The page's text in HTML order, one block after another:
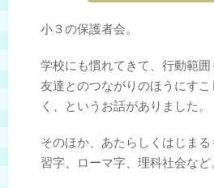
小３の保護者会。
学校にも慣れてきて、行動範
友達とのつながりのほうにす
く、というお話がありました。
そのほか、あたらしくはじまる
習字、ローマ字、理科社会など